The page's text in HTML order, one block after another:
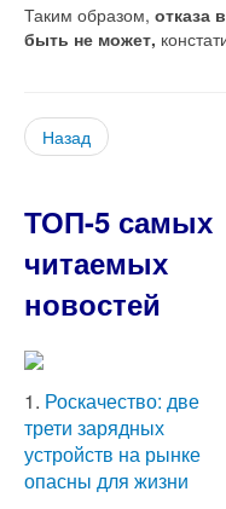
Таким образом, отказа
быть не может,
Назад
ТОП-5 самых
читаемых
новостей
1. Роскачество: две
трети зарядных
устройств на рынке
опасны для жизни